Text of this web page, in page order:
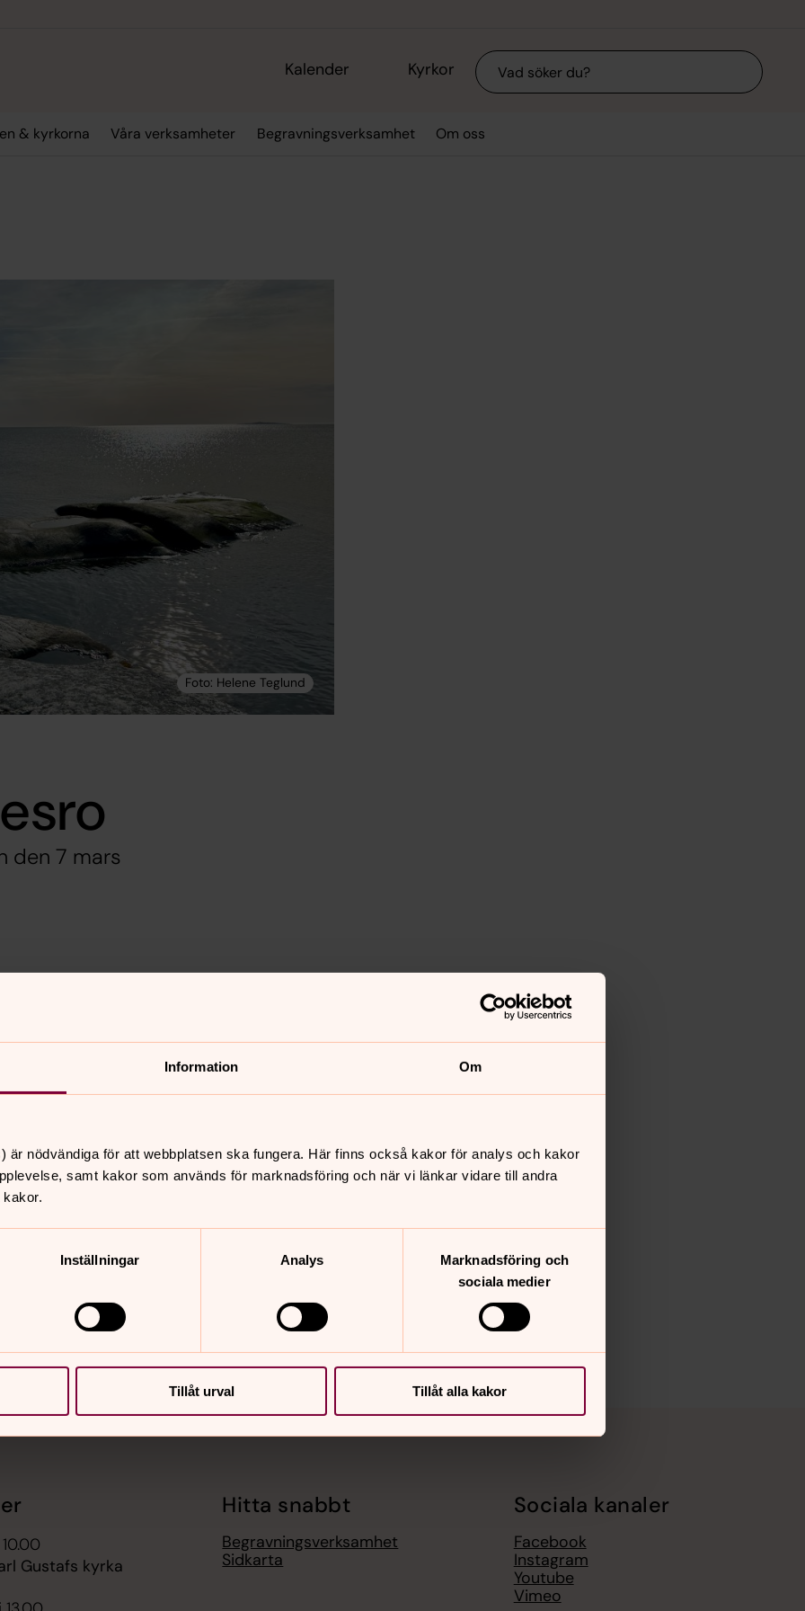
Information Om
är nödvändiga för att webbplatsen ska fungera. Här finns också kakor för analys och kakor
samt kakor som används för marknadsföring och när vi länkar vidare till andra
Inställningar Analys
Marknadsföring och
sociala medier
Tillåt urval Tillåt alla kakor
Kalender Kyrkor Sök
& kyrkorna Våra verksamheter Begravningsverksamhet Om oss
den 7 mars
meditation, samtal och
Detta betalas kontant eller via
22 00, senast 2 mars.
Gustafs kyrka
Hitta snabbt
Begravningsverksamhet
Sidkarta
Sociala kanaler
Facebook
Instagram
Youtube
Vimeo